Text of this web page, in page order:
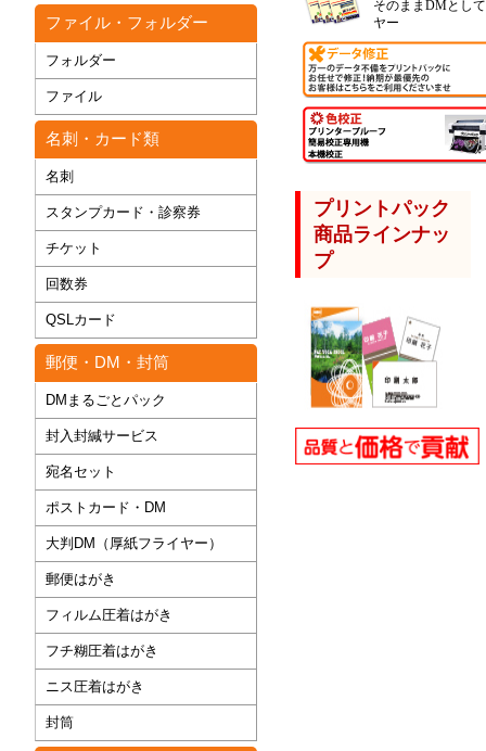
そのままDMとし
ヤー
ファイル・フォルダー
フォルダー
ファイル
名刺・カード類
名刺
スタンプカード・診察券
チケット
回数券
QSLカード
郵便・DM・封筒
DMまるごとパック
封入封緘サービス
宛名セット
ポストカード・DM
大判DM（厚紙フライヤー）
郵便はがき
フィルム圧着はがき
フチ糊圧着はがき
ニス圧着はがき
封筒
プリントパック
商品ラインナッ
プ